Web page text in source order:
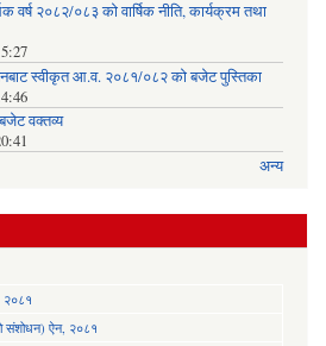
वर्ष २०८२/०८३ को वार्षिक नीति, कार्यक्रम तथा
स्वीकृत आ.व. २०८१/०८२ को बजेट पुस्तिका
वक्तव्य
अन्य
२०८१
संशोधन) ऐन, २०८१